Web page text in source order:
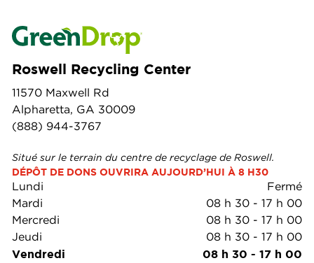
Roswell Recycling Center
11570 Maxwell Rd
Alpharetta, GA 30009
(888) 944-3767
Situé sur le terrain du centre de recyclage de Roswell.
DÉPÔT DE DONS OUVRIRA AUJOURD’HUI À 8 H30
Lundi
Fermé
Mardi
08 h 30 - 17 h 00
Mercredi
08 h 30 - 17 h 00
Jeudi
08 h 30 - 17 h 00
Vendredi 08 h 30 - 17 h 00